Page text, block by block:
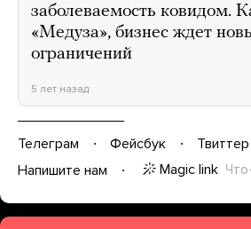
заболеваемость ковидом.
«Медуза», бизнес ждет
ограничений
5 лет назад
Телеграм Фейсбук Твиттер
Напишите нам
Magic link